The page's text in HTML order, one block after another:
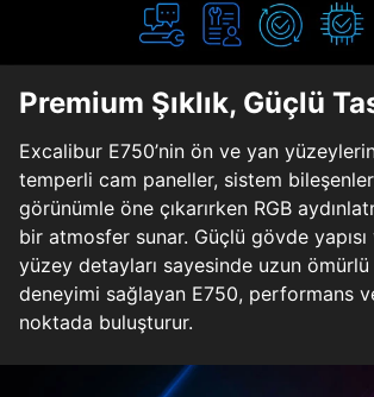
Premium Şıklık, Güçlü
Excalibur E750’nin ön ve yan
temperli cam paneller, sistem
görünümle öne çıkarırken RGB
bir atmosfer sunar. Güçlü gövde
yüzey detayları sayesinde uzun ömürlü
deneyimi sağlayan E750, performans ve
noktada buluşturur.